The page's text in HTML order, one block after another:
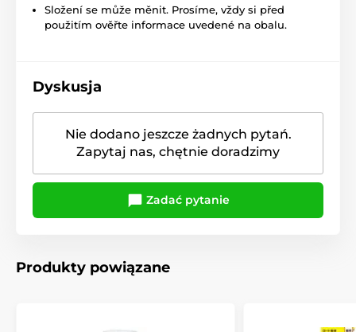
Složení se může měnit. Prosíme, vždy si před
použitím ověřte informace uvedené na obalu.
Dyskusja
Nie dodano jeszcze żadnych pytań.
Zapytaj nas, chętnie doradzimy
Zadać pytanie
Produkty powiązane